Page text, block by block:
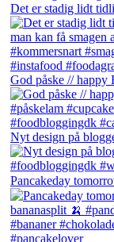
Det er stadig lidt
God påske //
Nyt design på
Pancakeday